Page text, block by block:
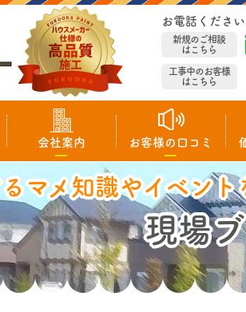
お電話くださ
新規のご相談
はこちら
工事中のお客様
はこちら
会社案内 お客様の口コミ
マメ知識やイベン
現場